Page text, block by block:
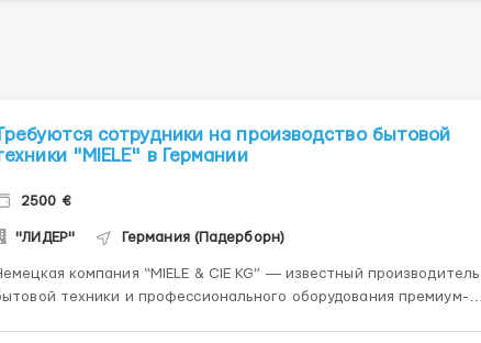
сотрудники на производство бытовой
"MIELE" в Германии
2500 €
"ЛИДЕР" Германия (Падерборн)
компания “MIELE & CIE KG” ― известный производитель
техники и профессионального оборудования премиум-